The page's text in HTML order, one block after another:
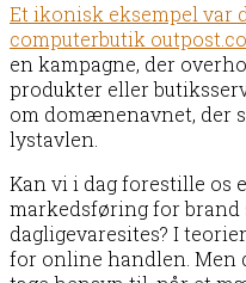
Et ikonisk eksempel var
computerbutik
en kampagne, der
produkter eller
om domænenavnet, der
lystavlen.
Kan vi i dag forestille os
markedsføring for brand
dagligevaresites? I
for online handlen. Men